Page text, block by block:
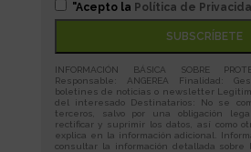
"Acepto la Política de
INFORMACIÓN BÁSICA SOBRE
Responsable: ANGEREA Finalidad:
boletines de noticias o newsletter
del interesado Destinatarios: No se
terceros, salvo por una obligación
rectificar y suprimir los datos, así como
explica en la información adicional.
consultar la información detallada sobre